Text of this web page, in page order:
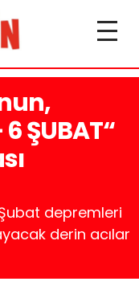
6 ŞUBAT“
depremleri
derin acılar